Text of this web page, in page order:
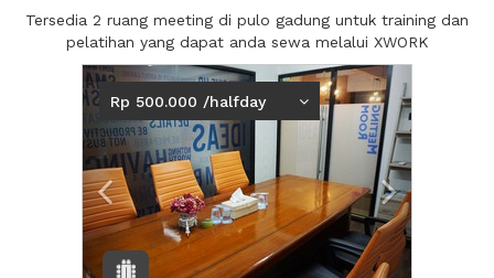
Tersedia 2 ruang meeting di pulo gadung untuk training dan
pelatihan yang dapat anda sewa melalui XWORK
Previous Next2
Rp 500.000 /halfday